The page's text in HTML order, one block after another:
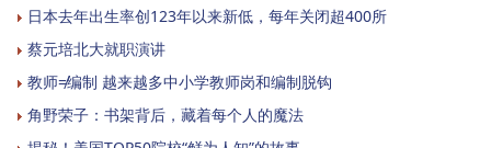
日本去年出生率创123年以来新低，每年关闭超400所
蔡元培北大就职演讲
教师≠编制 越来越多中小学教师岗和编制脱钩
角野荣子：书架背后，藏着每个人的魔法